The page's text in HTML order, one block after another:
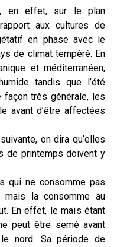
en effet, sur le plan
aux cultures de
en phase avec le
de climat tempéré. En
et méditerranéen,
tandis que l’été
façon très générale, les
avant d’être affectées
on dira qu’elles
de printemps doivent y
qui ne consomme pas
mais la consomme au
En effet, le maïs étant
peut être semé avant
nord. Sa période de